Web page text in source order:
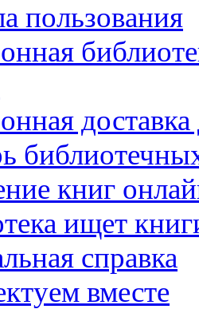
пользования
книг
ищет
справка
вместе